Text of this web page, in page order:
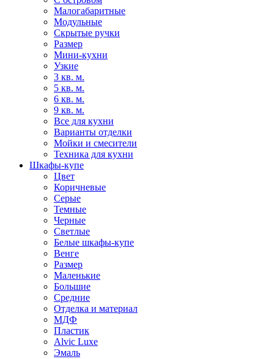
Малогабаритные
Модульные
Скрытые ручки
Размер
Мини-кухни
Узкие
3 кв. м.
5 кв. м.
6 кв. м.
9 кв. м.
Все для кухни
Варианты отделки
Мойки и смесители
Техника для кухни
Шкафы-купе
Цвет
Коричневые
Серые
Темные
Черные
Светлые
Белые шкафы-купе
Венге
Размер
Маленькие
Большие
Средние
Отделка и материал
МДФ
Пластик
Alvic Luxe
Эмаль